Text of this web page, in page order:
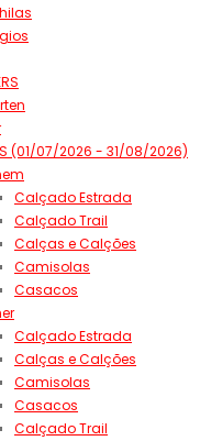
(01/07/2026 - 31/08/2026)
Calçado Estrada
Calçado Trail
Calças e Calções
Camisolas
Casacos
Calçado Estrada
Calças e Calções
Camisolas
Casacos
Calçado Trail